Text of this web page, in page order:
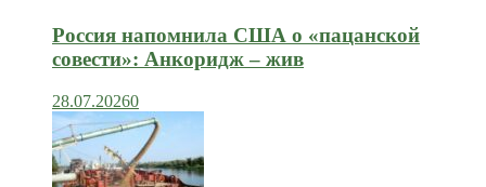
Россия напомнила США о «пацанской
совести»: Анкоридж – жив
28.07.20260